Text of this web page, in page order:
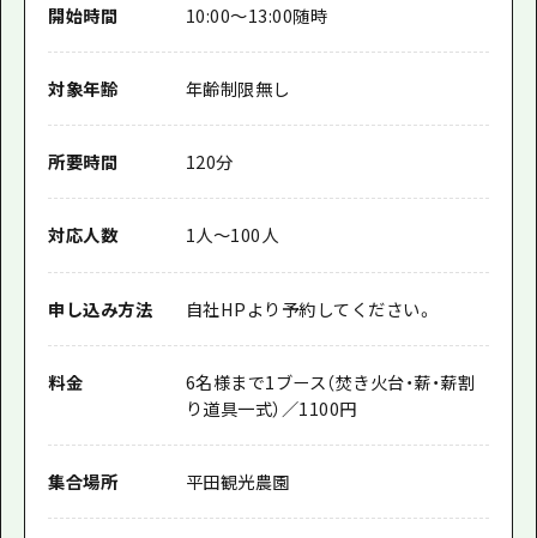
開始時間 10:00～13:00随時
対象年齢 年齢制限無し
所要時間 120分
対応人数 1人～100人
申し込み方法 自社HPより予約してください。
料金
6名様まで1ブース（焚き火台・薪・薪割
り道具一式）／1100円
集合場所 平田観光農園